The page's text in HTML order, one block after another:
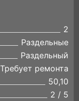
2
Раздельные
Раздельный
Требует ремонта
50,10
2 / 5